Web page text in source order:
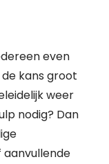
even
de kans groot
weer
nodig? Dan
aanvullende